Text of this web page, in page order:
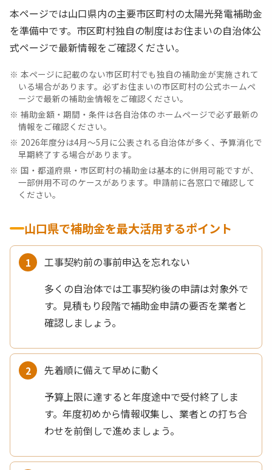
本ページでは山口県内の主要市区町村の太陽光発電補助金
を準備中です。市区町村独自の制度はお住まいの自治体公
式ページで最新情報をご確認ください。
本ページに記載のない市区町村でも独自の補助金が実施されて
いる場合があります。必ずお住まいの市区町村の公式ホームペ
ージで最新の補助金情報をご確認ください。
補助金額・期間・条件は各自治体のホームページで必ず最新の
情報をご確認ください。
2026年度分は4月〜5月に公表される自治体が多く、予算消化で
早期終了する場合があります。
国・都道府県・市区町村の補助金は基本的に併用可能ですが、
一部併用不可のケースがあります。申請前に各窓口で確認して
ください。
山口県で補助金を最大活用するポイント
工事契約前の事前申込を忘れない
多くの自治体では工事契約後の申請は対象外で
す。見積もり段階で補助金申請の要否を業者と
確認しましょう。
先着順に備えて早めに動く
予算上限に達すると年度途中で受付終了しま
す。年度初めから情報収集し、業者との打ち合
わせを前倒しで進めましょう。